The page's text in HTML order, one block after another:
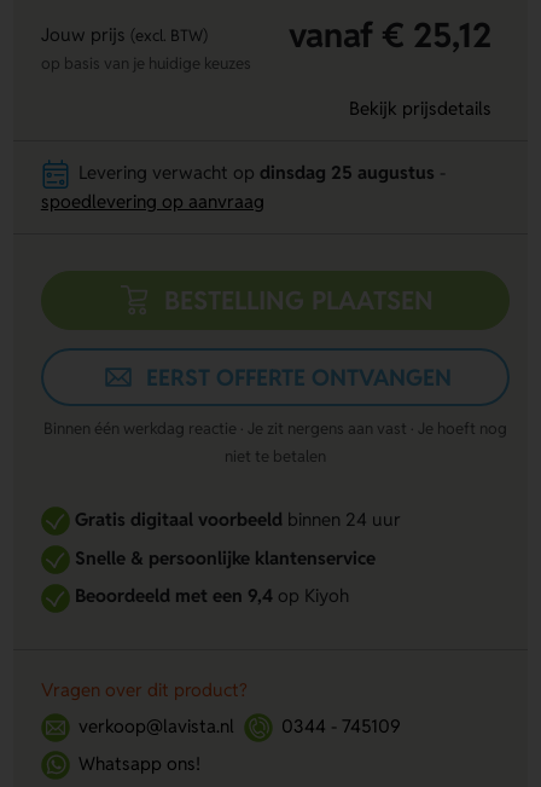
Jouw prijs (excl. BTW) vanaf € 25,12
op basis van je huidige keuzes
Bekijk prijsdetails
Levering verwacht op dinsdag 25 augustus
spoedlevering op aanvraag
BESTELLING PLAATSEN
EERST OFFERTE ONTVANGEN
Binnen één werkdag reactie · Je zit nergens aan vast · Je hoeft nog
niet te betalen
Gratis digitaal voorbeeldbinnen 24 uur
Snelle & persoonlijke klantenservice
Beoordeeld met een 9,4op Kiyoh
Vragen over dit product?
verkoop@lavista.nl
0344 - 745109
Whatsapp ons!